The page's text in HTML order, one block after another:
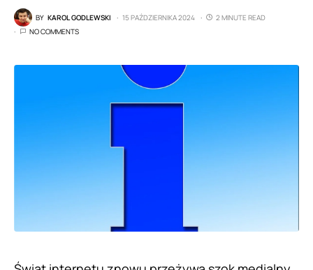
BY KAROL GODLEWSKI 15 PAŹDZIERNIKA 2024
2 MINUTE READ
NO COMMENTS